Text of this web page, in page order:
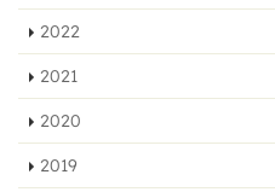
2022
2021
2020
2019